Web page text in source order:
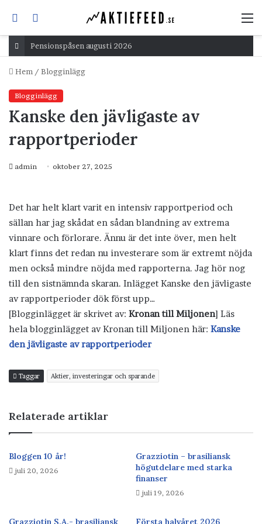
Sök
efterskin
Pensionspåsen augusti 2026
Hem / Blogginlägg
Blogginlägg
Kanske den jävligaste av
rapportperioder
admin oktober 27, 2025
Det har helt klart varit en intensiv rapportperiod och
sällan har jag skådat en sådan blandning av extrema
vinnare och förlorare. Ännu är det inte över, men helt
klart finns det redan nu investerare som är extremt nöjda
men också mindre nöjda med rapporterna. Jag hör nog
till den sistnämnda skaran. Inlägget Kanske den jävligaste
av rapportperioder dök först upp…
[Blogginlägget är skrivet av: Kronan till Miljonen] Läs
hela blogginlägget av Kronan till Miljonen här: Kanske
den jävligaste av rapportperioder
Taggar Aktier, investeringar och sparande
Relaterade artiklar
Bloggen 10 år!
juli 20, 2026
Grazziotin – brasiliansk
högutdelare med starka
finanser
juli 19, 2026
Grazziotin S.A.- brasiliansk Första halvåret 2026